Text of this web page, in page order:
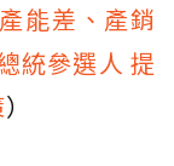
能差、產銷
統參選人 提
）